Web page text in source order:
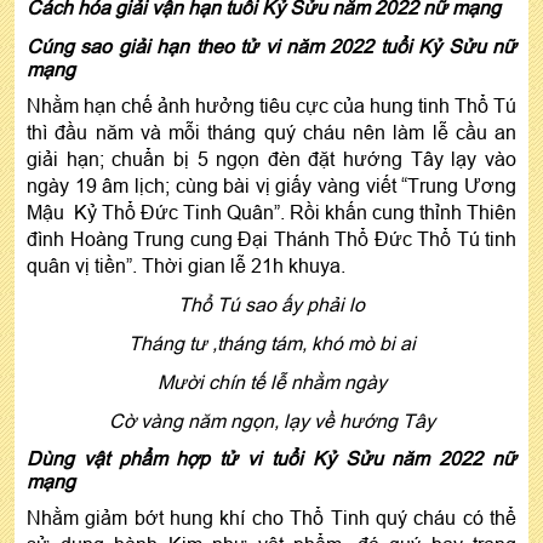
Cách hóa giải vận hạn tuổi Kỷ Sửu năm 2022 nữ mạng
Cúng sao giải hạn theo tử vi năm 2022 tuổi Kỷ Sửu nữ
mạng
Nhằm hạn chế ảnh hưởng tiêu cực của hung tinh Thổ Tú
thì đầu năm và mỗi tháng quý cháu nên làm lễ cầu an
giải hạn; chuẩn bị 5 ngọn đèn đặt hướng Tây lạy vào
ngày 19 âm lịch; cùng bài vị giấy vàng viết “Trung Ương
Mậu Kỷ Thổ Đức Tinh Quân”. Rồi khấn cung thỉnh Thiên
đình Hoàng Trung cung Đại Thánh Thổ Đức Thổ Tú tinh
quân vị tiền”. Thời gian lễ 21h khuya.
Thổ Tú sao ấy phải lo
Tháng tư ,tháng tám, khó mò bi ai
Mười chín tế lễ nhằm ngày
Cờ vàng năm ngọn, lạy về hướng Tây
Dùng vật phẩm hợp tử vi tuổi Kỷ Sửu năm 2022 nữ
mạng
Nhằm giảm bớt hung khí cho Thổ Tinh quý cháu có thể